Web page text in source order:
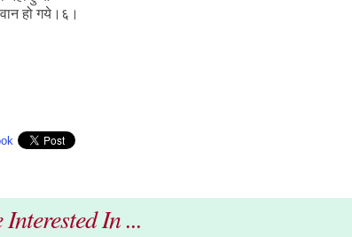
हो गये।६।
In ...